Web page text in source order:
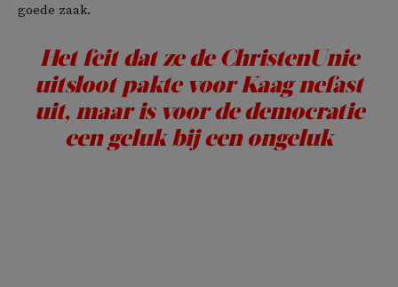
goede zaak.
Het feit dat ze de ChristenUnie
uitsloot pakte voor Kaag nefast
uit, maar is voor de democratie
een geluk bij een ongeluk